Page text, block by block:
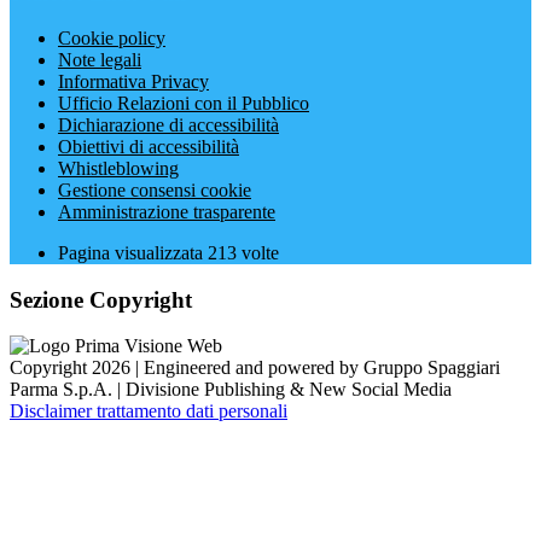
Cookie policy
Note legali
Informativa Privacy
Ufficio Relazioni con il Pubblico
Dichiarazione di accessibilità
Obiettivi di accessibilità
Whistleblowing
Gestione consensi cookie
Amministrazione trasparente
Pagina visualizzata 213 volte
Sezione Copyright
Copyright 2026 | Engineered and powered by Gruppo Spaggiari
Parma S.p.A. | Divisione Publishing & New Social Media
Disclaimer trattamento dati personali